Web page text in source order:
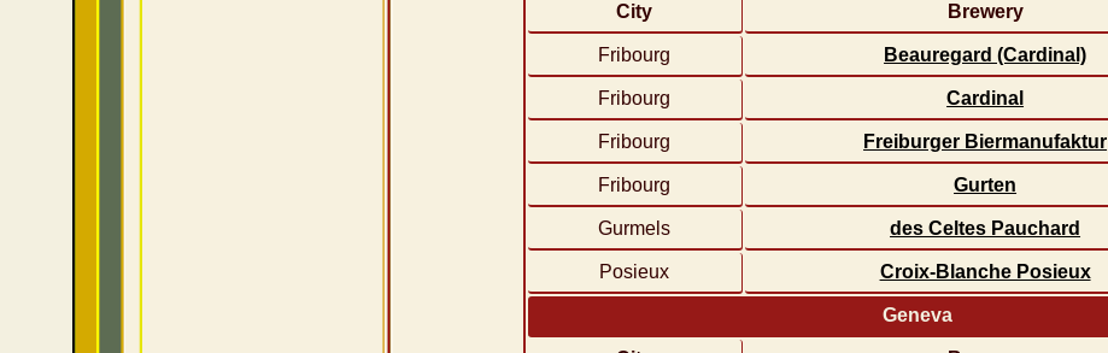
City Brewery
Fribourg Beauregard (Cardinal)
Fribourg Cardinal
Fribourg Freiburger Biermanufaktur
Fribourg Gurten
Gurmels des Celtes Pauchard
Posieux Croix-Blanche Posieux
Geneva